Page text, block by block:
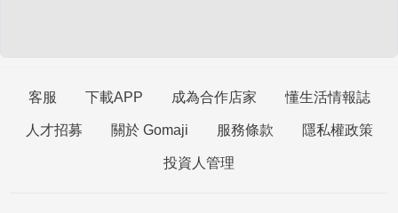
客服 下載APP 成為合作店家 懂生活情報誌
人才招募 關於 Gomaji 服務條款 隱私權政策
投資人管理